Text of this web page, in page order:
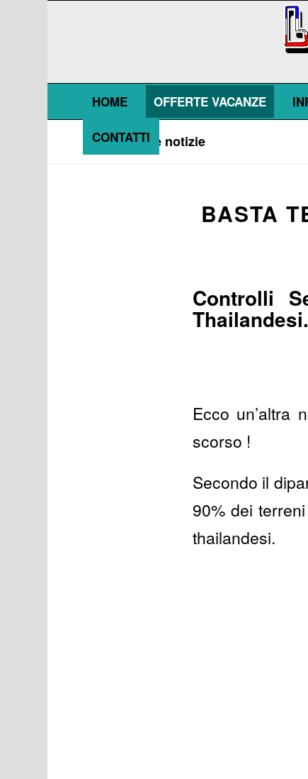
HOME OFFERTE VACANZE
CONTATTI
Blog - Ultime notizie
BASTA
Controlli
Thailandesi.
Ecco un’altra
scorso !
Secondo il
90% dei
thailandesi.